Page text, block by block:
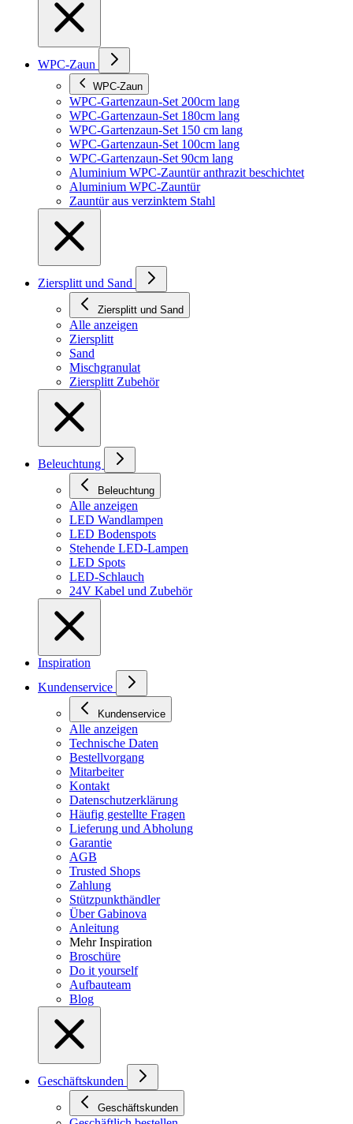
WPC-Zaun
WPC-Zaun
WPC-Gartenzaun-Set 200cm lang
WPC-Gartenzaun-Set 180cm lang
WPC-Gartenzaun-Set 150 cm lang
WPC-Gartenzaun-Set 100cm lang
WPC-Gartenzaun-Set 90cm lang
Aluminium WPC-Zauntür anthrazit beschichtet
Aluminium WPC-Zauntür
Zauntür aus verzinktem Stahl
Ziersplitt und Sand
Ziersplitt und Sand
Alle anzeigen
Ziersplitt
Sand
Mischgranulat
Ziersplitt Zubehör
Beleuchtung
Beleuchtung
Alle anzeigen
LED Wandlampen
LED Bodenspots
Stehende LED-Lampen
LED Spots
LED-Schlauch
24V Kabel und Zubehör
Inspiration
Kundenservice
Kundenservice
Alle anzeigen
Technische Daten
Bestellvorgang
Mitarbeiter
Kontakt
Datenschutzerklärung
Häufig gestellte Fragen
Lieferung und Abholung
Garantie
AGB
Trusted Shops
Zahlung
Stützpunkthändler
Über Gabinova
Anleitung
Mehr Inspiration
Broschüre
Do it yourself
Aufbauteam
Blog
Geschäftskunden
Geschäftskunden